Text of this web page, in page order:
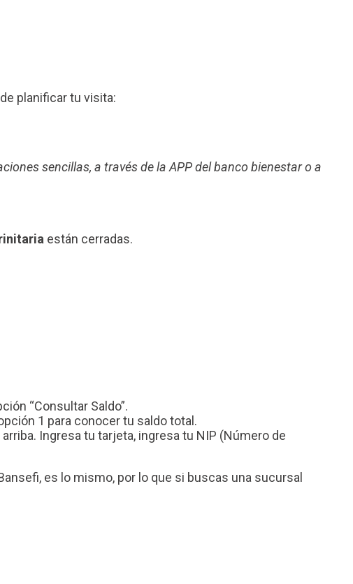
planificar tu visita:
sencillas, a través de la APP del banco bienestar o a
están cerradas.
“Consultar Saldo”.
1 para conocer tu saldo total.
Ingresa tu tarjeta, ingresa tu NIP (Número de
es lo mismo, por lo que si buscas una sucursal